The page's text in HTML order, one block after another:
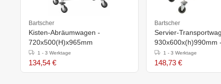
Bartscher
Kisten-Abräumwagen -
720x500(H)x965mm
1 - 3 Werktage
134,54 €
Bartscher
Servier-
930x600x(h)990mm
1 - 3 Werktage
148,73 €